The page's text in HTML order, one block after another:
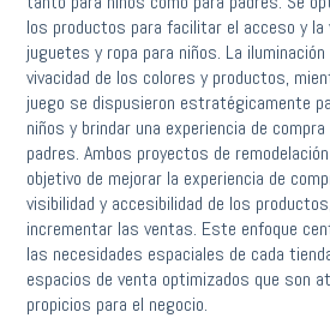
los productos para facilitar el acceso y la
juguetes y ropa para niños. La
vivacidad de los colores y productos,
juego se dispusieron estratégicamente
niños y brindar una experiencia de
padres. Ambos proyectos de
objetivo de mejorar la experiencia de
visibilidad y accesibilidad de los
incrementar las ventas. Este enfoque
las necesidades espaciales de cada
espacios de venta optimizados que son
propicios para el negocio.